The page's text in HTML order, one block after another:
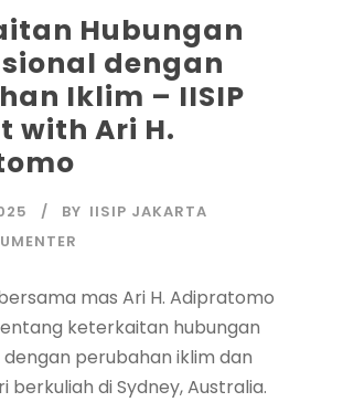
Hubungan
dengan
Iklim – IISIP
with Ari H.
BY IISIP JAKARTA
mas Ari H. Adipratomo
keterkaitan hubungan
perubahan iklim dan
berkuliah di Sydney, Australia.